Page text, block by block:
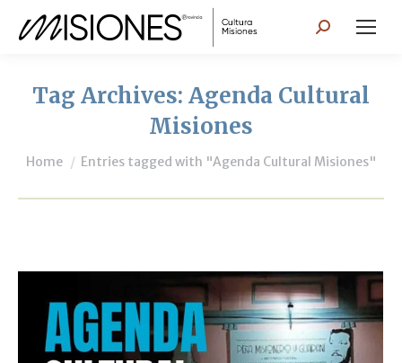
Search:
Tag Archives: Agenda Cultural
Misiones
You are here:
Home Entries tagged with "Agenda Cultural Misiones"